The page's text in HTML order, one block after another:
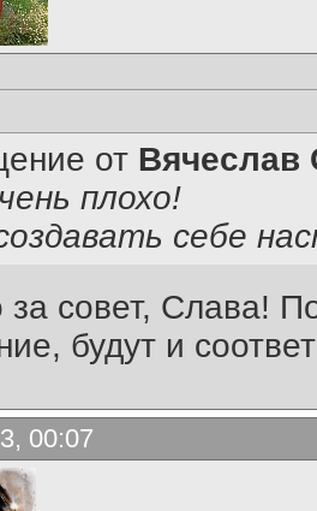
от Вячеслав
плохо!
себе
совет, Слава!
будут и
00:07